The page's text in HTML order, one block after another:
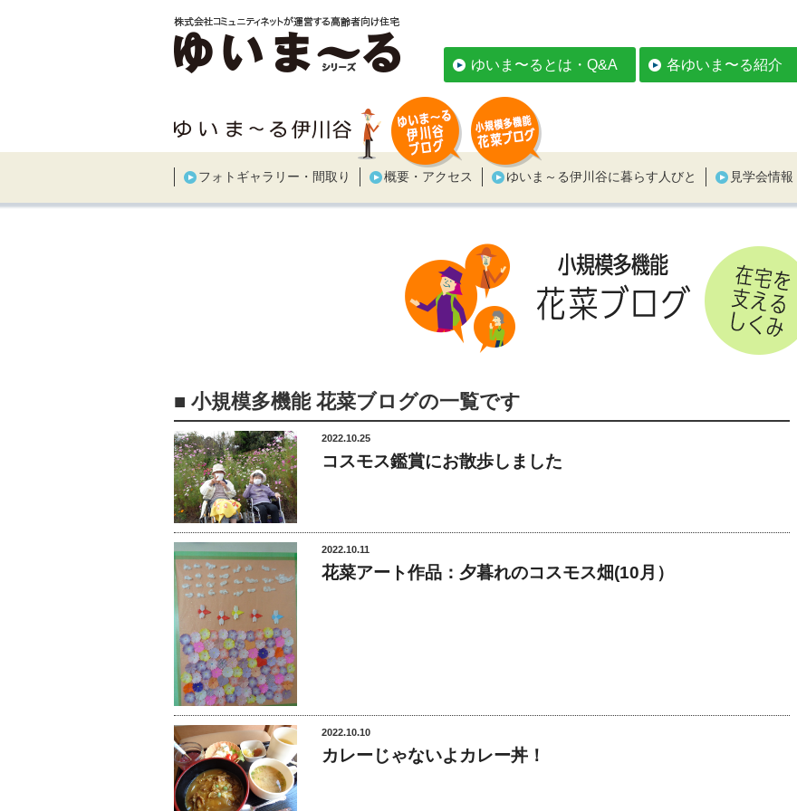
ゆいま〜るとは・Q&A 各ゆいま〜る紹介
フォトギャラリー・間取り 概要・アクセス ゆいま～る伊川谷に暮らす人びと 見学会情報
■ 小規模多機能 花菜ブログの一覧です
2022.10.25
コスモス鑑賞にお散歩しました
2022.10.11
花菜アート作品：夕暮れのコスモス畑(10月）
2022.10.10
カレーじゃないよカレー丼！